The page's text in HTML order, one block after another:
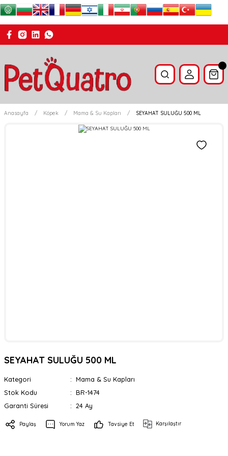
Anasayfa Köpek Mama & Su Kapları SEYAHAT SULUĞU 500 ML
SEYAHAT SULUĞU 500 ML
Kategori
Mama & Su Kapları
Stok Kodu
BR-1474
Garanti Süresi
24 Ay
Paylaş Yorum Yaz Tavsiye Et Karşılaştır